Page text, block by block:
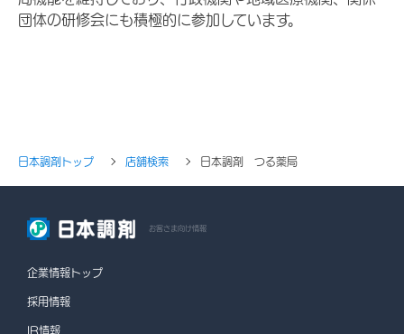
団体の研修会にも積極的に参加しています。
日本調剤トップ 店舗検索 日本調剤 つる薬局
お客さま向け情報
企業情報トップ
採用情報
IR情報